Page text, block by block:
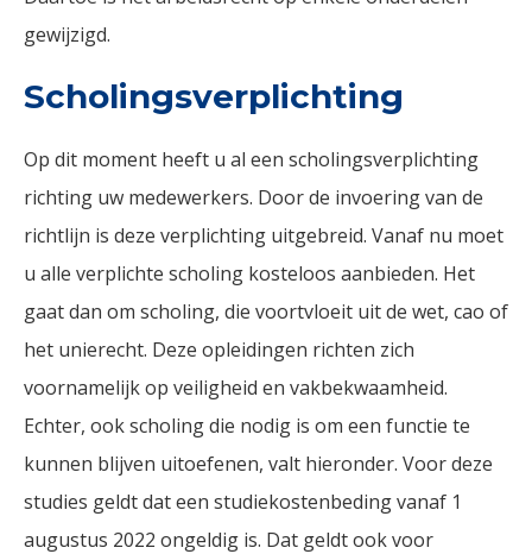
gewijzigd.
Scholingsverplichting
Op dit moment heeft u al een scholingsverplichting
richting uw medewerkers. Door de invoering van de
richtlijn is deze verplichting uitgebreid. Vanaf nu moet
u alle verplichte scholing kosteloos aanbieden. Het
gaat dan om scholing, die voortvloeit uit de wet, cao of
het unierecht. Deze opleidingen richten zich
voornamelijk op veiligheid en vakbekwaamheid.
Echter, ook scholing die nodig is om een functie te
kunnen blijven uitoefenen, valt hieronder. Voor deze
studies geldt dat een studiekostenbeding vanaf 1
augustus 2022 ongeldig is. Dat geldt ook voor